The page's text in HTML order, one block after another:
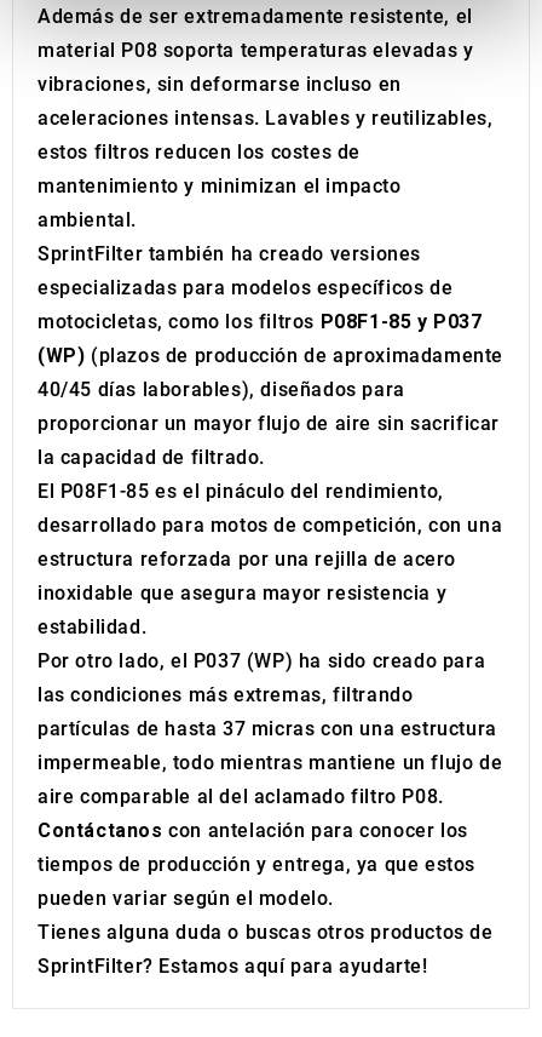
provide social media features and to analyse our traffic.
We also share information about your use of our site with
our social media, advertising and analytics partners who
may combine it with other information that you’ve
provided to them or that they’ve collected from your use
of their services.
Además de ser extremadamente resistente, el
material P08 soporta temperaturas elevadas y
vibraciones, sin deformarse incluso en
aceleraciones intensas. Lavables y reutilizables,
estos filtros reducen los costes de
mantenimiento y minimizan el impacto
ambiental.
SprintFilter también ha creado versiones
especializadas para modelos específicos de
motocicletas, como los filtros P08F1-85 y P037
(WP) (plazos de producción de aproximadamente
40/45 días laborables), diseñados para
proporcionar un mayor flujo de aire sin sacrificar
la capacidad de filtrado.
El P08F1-85 es el pináculo del rendimiento,
desarrollado para motos de competición, con una
estructura reforzada por una rejilla de acero
inoxidable que asegura mayor resistencia y
estabilidad.
Por otro lado, el P037 (WP) ha sido creado para
las condiciones más extremas, filtrando
partículas de hasta 37 micras con una estructura
impermeable, todo mientras mantiene un flujo de
aire comparable al del aclamado filtro P08.
Contáctanos con antelación para conocer los
tiempos de producción y entrega, ya que estos
pueden variar según el modelo.
Tienes alguna duda o buscas otros productos de
SprintFilter? Estamos aquí para ayudarte!